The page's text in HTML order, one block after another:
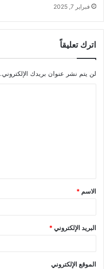
فبراير 7, 2025
اترك تعليقاً
لن يتم نشر عنوان بريدك الإلكتروني.
ق
*
الاسم *
البريد الإلكتروني*
الموقع الإلكتروني